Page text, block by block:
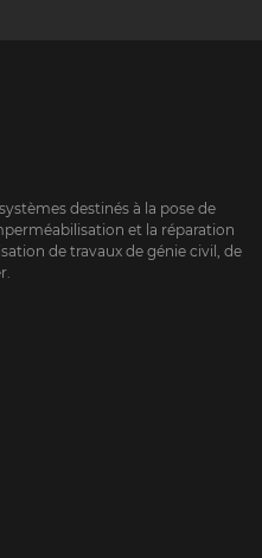
destinés à la pose de
et la réparation
de travaux de génie civil, de